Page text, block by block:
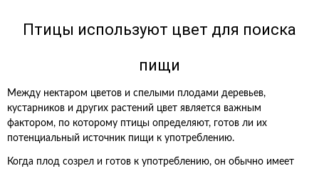
Птицы используют цвет для поиска
пищи
Между нектаром цветов и спелыми плодами деревьев,
кустарников и других растений цвет является важным
фактором, по которому птицы определяют, готов ли их
потенциальный источник пищи к употреблению.
Когда плод созрел и готов к употреблению, он обычно имеет